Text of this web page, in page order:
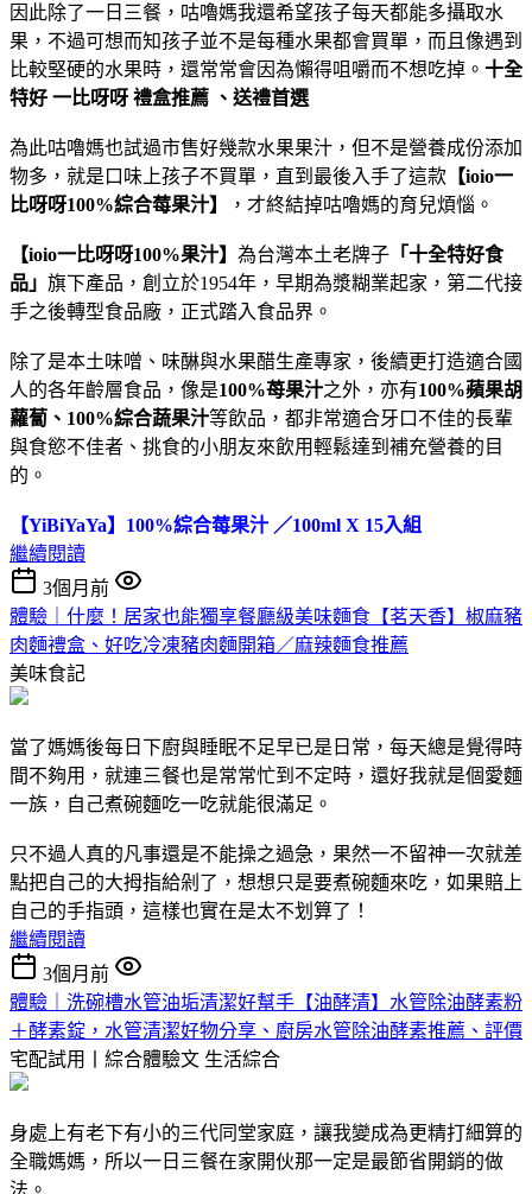
因此除了一日三餐，咕嚕媽我還希望孩子每天都能多攝取水
果，不過可想而知孩子並不是每種水果都會買單，而且像遇到
比較堅硬的水果時，還常常會因為懶得咀嚼而不想吃掉。 十全
特好 一比呀呀 禮盒推薦 、送禮首選
為此咕嚕媽也試過市售好幾款水果果汁，但不是營養成份添加
物多，就是口味上孩子不買單，直到最後入手了這款 【ioio一
比呀呀100%綜合莓果汁】
，才終結掉咕嚕媽的育兒煩惱。
【ioio一比呀呀100%果汁】 為台灣本土老牌子 「十全特好食
品」 旗下產品，創立於1954年，早期為漿糊業起家，第二代接
手之後轉型食品廠，正式踏入食品界。
除了是本土味噌、味醂與水果醋生產專家，後續更打造適合國
人的各年齡層食品，像是100%苺果汁之外，亦有100%蘋果胡
蘿蔔、100%綜合蔬果汁等飲品，都非常適合牙口不佳的長輩
與食慾不佳者、挑食的小朋友來飲用輕鬆達到補充營養的目
的。
【YiBiYaYa】100%綜合莓果汁 ／100ml X 15入組
繼續閱讀
3個月前
體驗｜什麼！居家也能獨享餐廳級美味麵食【茗天香】椒麻豬
肉麵禮盒、好吃冷凍豬肉麵開箱／麻辣麵食推薦
美味食記
當了媽媽後每日下廚與睡眠不足早已是日常，每天總是覺得時
間不夠用，就連三餐也是常常忙到不定時，還好我就是個愛麵
一族，自己煮碗麵吃一吃就能很滿足。
只不過人真的凡事還是不能操之過急，果然一不留神一次就差
點把自己的大拇指給剁了，想想只是要煮碗麵來吃，如果賠上
自己的手指頭，這樣也實在是太不划算了！
繼續閱讀
3個月前
體驗｜洗碗槽水管油垢清潔好幫手【油酵清】水管除油酵素粉
＋酵素錠，水管清潔好物分享、廚房水管除油酵素推薦、評價
宅配試用丨綜合體驗文 生活綜合
身處上有老下有小的三代同堂家庭，讓我變成為更精打細算的
全職媽媽，所以一日三餐在家開伙那一定是最節省開銷的做
法。